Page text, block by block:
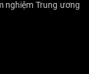
nghiệm Trung ương